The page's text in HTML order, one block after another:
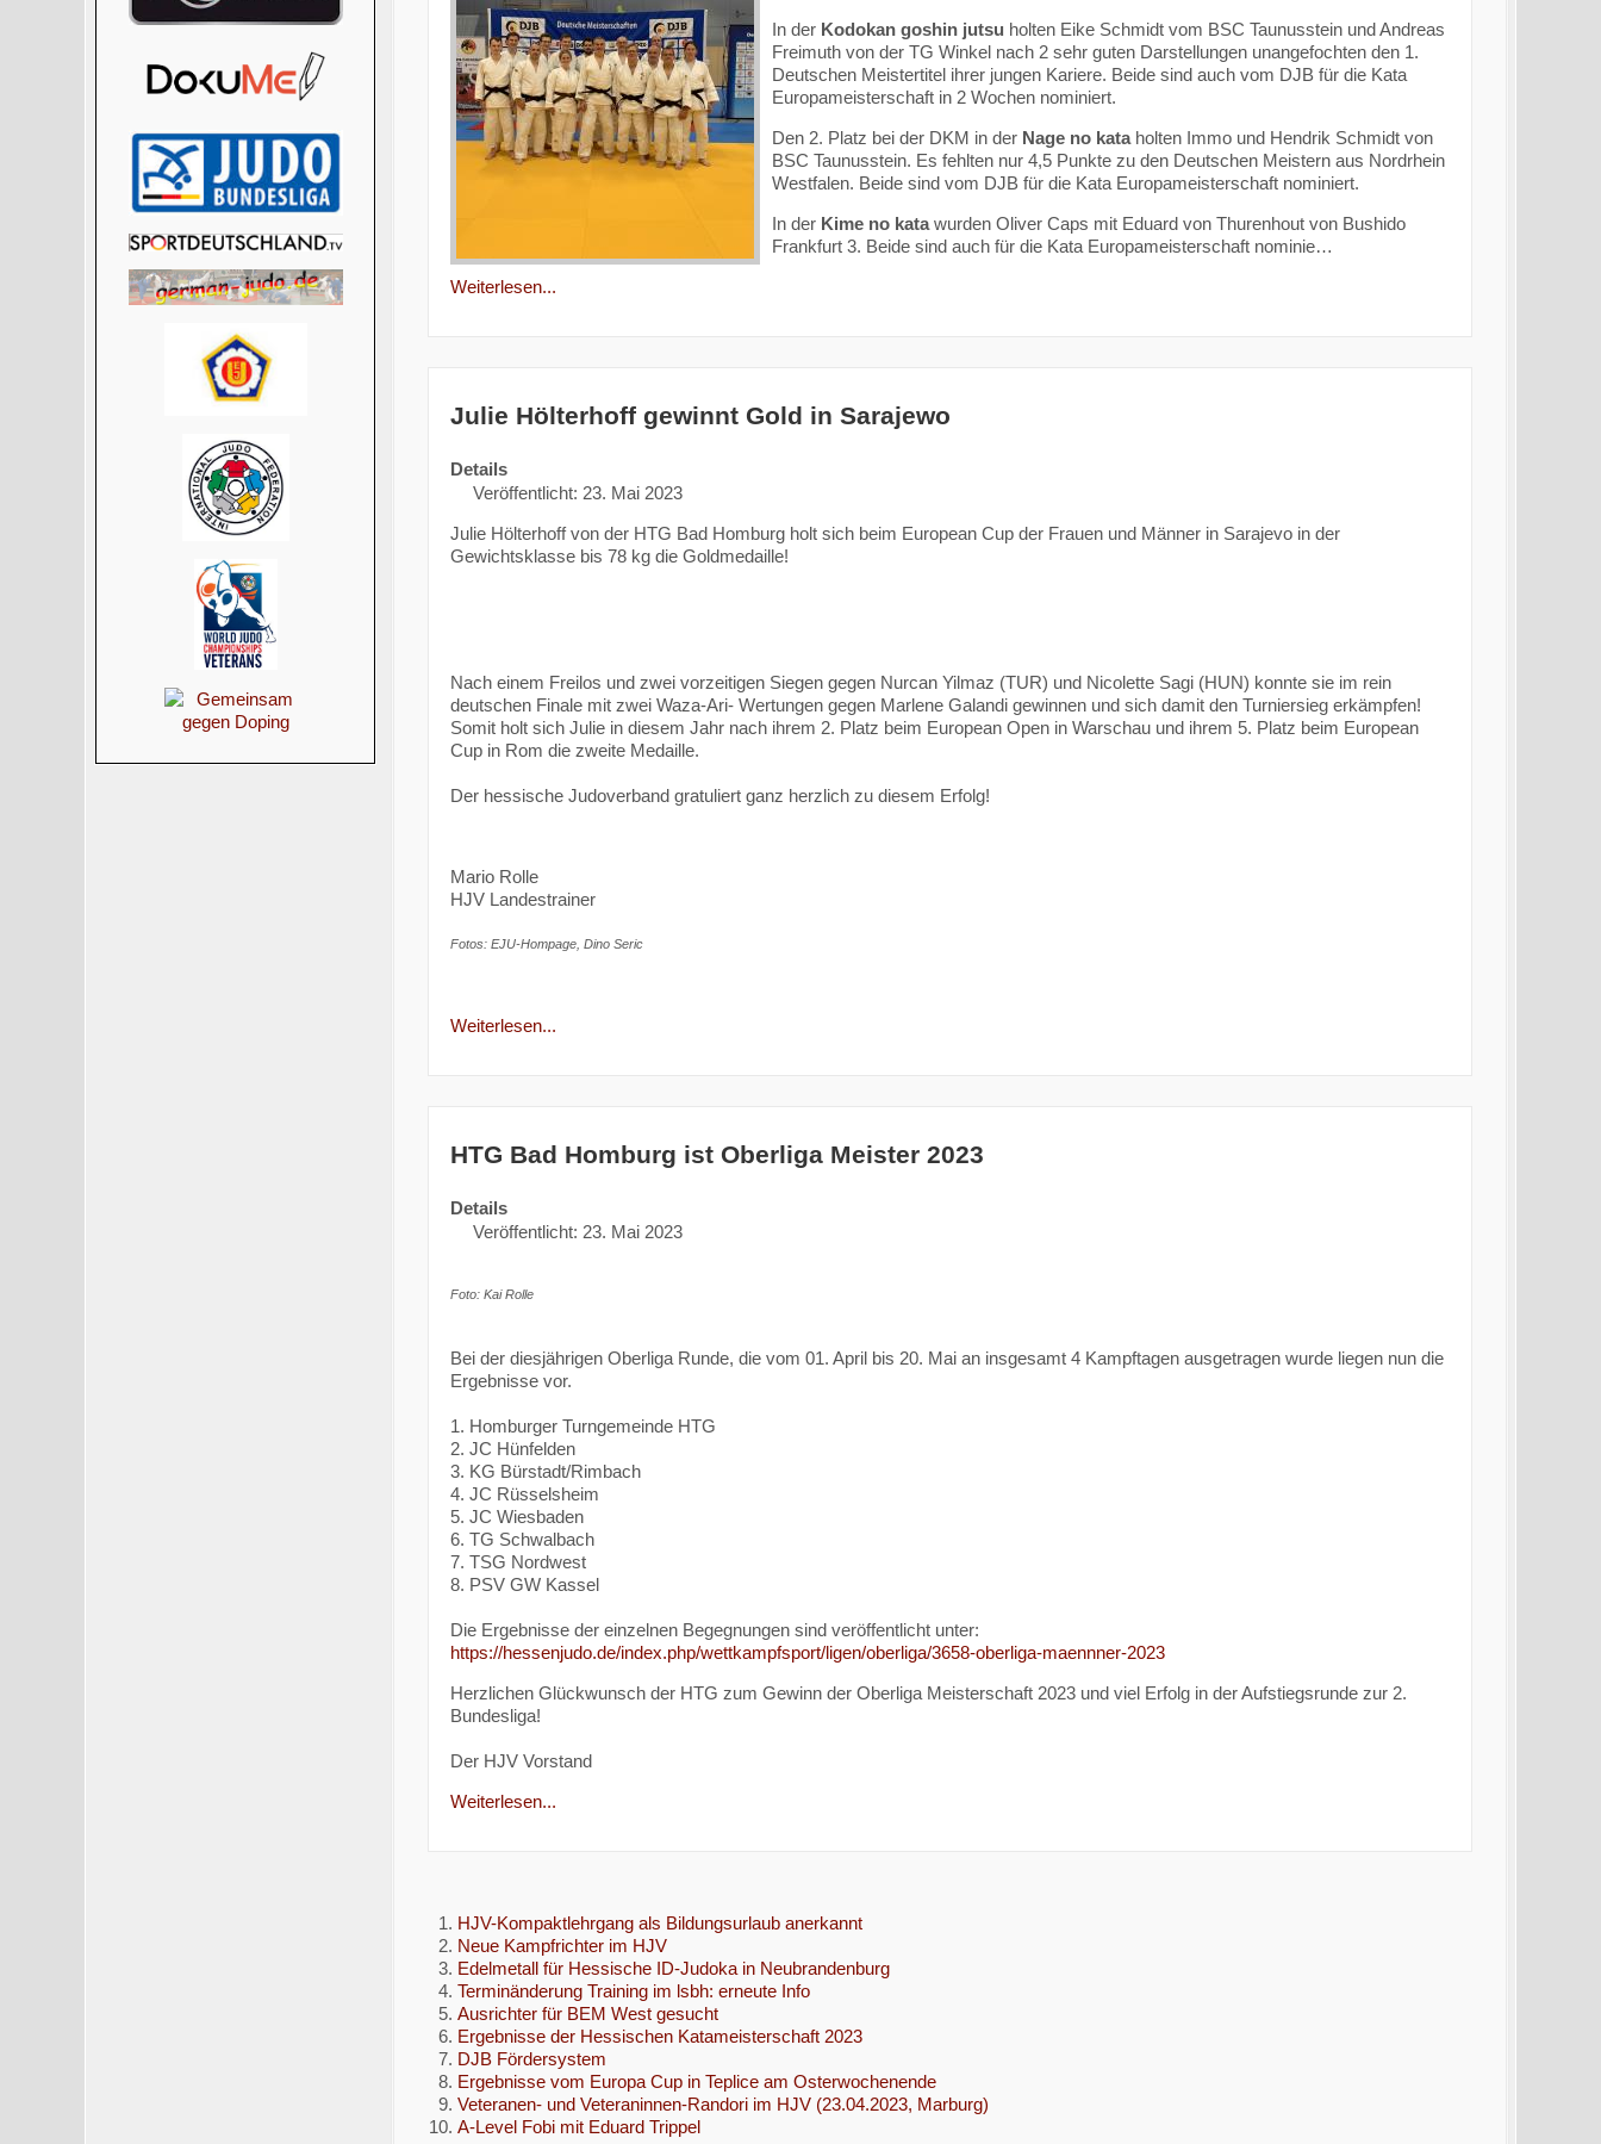
In der Kodokan goshin jutsu holten Eike Schmidt vom BSC Taunusstein und Andreas
Freimuth von der TG Winkel nach 2 sehr guten Darstellungen unangefochten den 1.
Deutschen Meistertitel ihrer jungen Kariere. Beide sind auch vom DJB für die Kata
Europameisterschaft in 2 Wochen nominiert.
Den 2. Platz bei der DKM in der Nage no kataholten Immo und Hendrik Schmidt von
BSC Taunusstein. Es fehlten nur 4,5 Punkte zu den Deutschen Meistern aus Nordrhein
Westfalen. Beide sind vom DJB für die Kata Europameisterschaft nominiert.
In der Kime no katawurden Oliver Caps mit Eduard von Thurenhout von Bushido
Frankfurt 3. Beide sind auch für die Kata Europameisterschaft nominie…
Weiterlesen...
Julie Hölterhoff gewinnt Gold in Sarajewo
Details
Veröffentlicht: 23. Mai 2023
Julie Hölterhoff von der HTG Bad Homburg holt sich beim European Cup der Frauen und Männer in Sarajevo in der
Gewichtsklasse bis 78 kg die Goldmedaille!
Nach einem Freilos und zwei vorzeitigen Siegen gegen Nurcan Yilmaz (TUR) und Nicolette Sagi (HUN) konnte sie im rein
deutschen Finale mit zwei Waza-Ari- Wertungen gegen Marlene Galandi gewinnen und sich damit den Turniersieg erkämpfen!
Somit holt sich Julie in diesem Jahr nach ihrem 2. Platz beim European Open in Warschau und ihrem 5. Platz beim European
Cup in Rom die zweite Medaille.
Der hessische Judoverband gratuliert ganz herzlich zu diesem Erfolg!
Mario Rolle
HJV Landestrainer
Fotos: EJU-Hompage, Dino Seric
Weiterlesen...
HTG Bad Homburg ist Oberliga Meister 2023
Details
Veröffentlicht: 23. Mai 2023
Foto: Kai Rolle
Bei der diesjährigen Oberliga Runde, die vom 01. April bis 20. Mai an insgesamt 4 Kampftagen ausgetragen wurde liegen nun die
Ergebnisse vor.
1. Homburger Turngemeinde HTG
2. JC Hünfelden
3. KG Bürstadt/Rimbach
4. JC Rüsselsheim
5. JC Wiesbaden
6. TG Schwalbach
7. TSG Nordwest
8. PSV GW Kassel
Die Ergebnisse der einzelnen Begegnungen sind veröffentlicht unter:
https://hessenjudo.de/index.php/wettkampfsport/ligen/oberliga/3658-oberliga-maennner-2023
Herzlichen Glückwunsch der HTG zum Gewinn der Oberliga Meisterschaft 2023 und viel Erfolg in der Aufstiegsrunde zur 2.
Bundesliga!
Der HJV Vorstand
Weiterlesen...
HJV-Kompaktlehrgang als Bildungsurlaub anerkannt
Neue Kampfrichter im HJV
Edelmetall für Hessische ID-Judoka in Neubrandenburg
Terminänderung Training im lsbh: erneute Info
Ausrichter für BEM West gesucht
Ergebnisse der Hessischen Katameisterschaft 2023
DJB Fördersystem
Ergebnisse vom Europa Cup in Teplice am Osterwochenende
Veteranen- und Veteraninnen-Randori im HJV (23.04.2023, Marburg)
A-Level Fobi mit Eduard Trippel